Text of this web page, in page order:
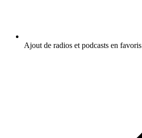
Ajout de radios et podcasts en favoris